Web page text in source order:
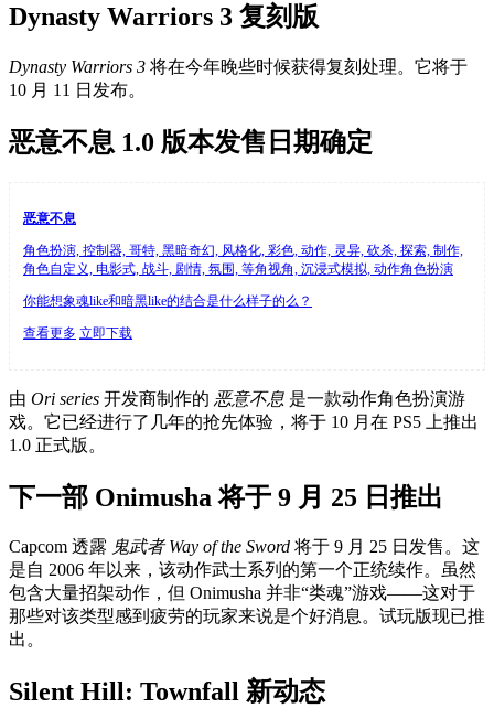
Dynasty Warriors 3 复刻版
Dynasty Warriors 3 将在今年晚些时候获得复刻处理。它将于
10 月 11 日发布。
恶意不息 1.0 版本发售日期确定
恶意不息
角色扮演, 控制器, 哥特, 黑暗奇幻, 风格化, 彩色, 动作, 灵异, 砍杀, 探索, 制作,
角色自定义, 电影式, 战斗, 剧情, 氛围, 等角视角, 沉浸式模拟, 动作角色扮演
你能想象魂like和暗黑like的结合是什么样子的么？
查看更多 立即下载
由 Ori series 开发商制作的 恶意不息 是一款动作角色扮演游
戏。它已经进行了几年的抢先体验，将于 10 月在 PS5 上推出
1.0 正式版。
下一部 Onimusha 将于 9 月 25 日推出
Capcom 透露 鬼武者 Way of the Sword 将于 9 月 25 日发售。这
是自 2006 年以来，该动作武士系列的第一个正统续作。虽然
包含大量招架动作，但 Onimusha 并非“类魂”游戏——这对于
那些对该类型感到疲劳的玩家来说是个好消息。试玩版现已推
出。
Silent Hill: Townfall 新动态